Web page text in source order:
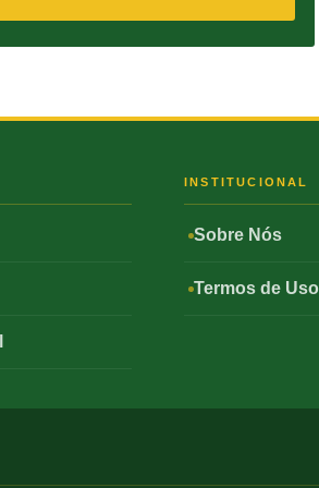
INSTITUCIONAL
Sobre Nós
Termos de Uso